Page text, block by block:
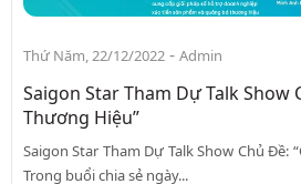
Thứ Năm, 22/12/2022 - Admin
Saigon Star Tham Dự Talk Show
Thương Hiệu”
Saigon Star Tham Dự Talk Show Chủ Đề:
Trong buổi chia sẻ ngày...